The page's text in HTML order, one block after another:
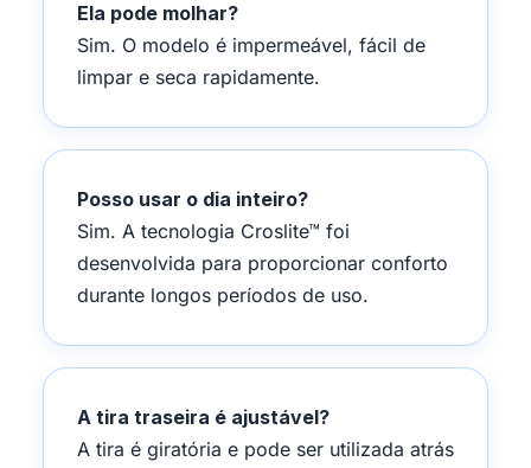
Ela pode molhar?
Sim. O modelo é impermeável, fácil de
limpar e seca rapidamente.
Posso usar o dia inteiro?
Sim. A tecnologia Croslite™ foi
desenvolvida para proporcionar conforto
durante longos períodos de uso.
A tira traseira é ajustável?
A tira é giratória e pode ser utilizada atrás